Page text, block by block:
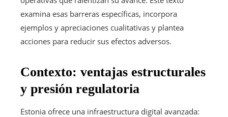
examina esas barreras específicas, incorpora
ejemplos y apreciaciones cualitativas y plantea
acciones para reducir sus efectos adversos.
Contexto: ventajas estructurales
y presión regulatoria
Estonia ofrece una infraestructura digital avanzada: